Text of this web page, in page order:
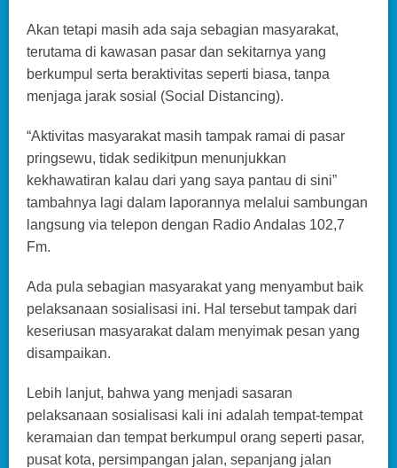
Akan tetapi masih ada saja sebagian masyarakat,
terutama di kawasan pasar dan sekitarnya yang
berkumpul serta beraktivitas seperti biasa, tanpa
menjaga jarak sosial (Social Distancing).
“Aktivitas masyarakat masih tampak ramai di pasar
pringsewu, tidak sedikitpun menunjukkan
kekhawatiran kalau dari yang saya pantau di sini”
tambahnya lagi dalam laporannya melalui sambungan
langsung via telepon dengan Radio Andalas 102,7
Fm.
Ada pula sebagian masyarakat yang menyambut baik
pelaksanaan sosialisasi ini. Hal tersebut tampak dari
keseriusan masyarakat dalam menyimak pesan yang
disampaikan.
Lebih lanjut, bahwa yang menjadi sasaran
pelaksanaan sosialisasi kali ini adalah tempat-tempat
keramaian dan tempat berkumpul orang seperti pasar,
pusat kota, persimpangan jalan, sepanjang jalan